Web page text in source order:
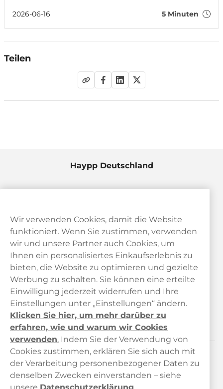
Gestaltung der Umfrage die Ergebnisse beeinflussen
2026-06-16 5 Minuten
Teilen
Haypp Deutschland
Kontaktieren Sie uns!
hallo@haypp.com
Kundendienst
Links
Über uns
Wir verwenden Cookies, damit die Website
funktioniert. Wenn Sie zustimmen, verwenden
wir und unsere Partner auch Cookies, um
Ihnen ein personalisiertes Einkaufserlebnis zu
bieten, die Website zu optimieren und gezielte
Werbung zu schalten. Sie können eine erteilte
Einwilligung jederzeit widerrufen und Ihre
Einstellungen unter „Einstellungen“ ändern.
Klicken Sie hier, um mehr darüber zu
erfahren, wie und warum wir Cookies
verwenden. Indem Sie der Verwendung von
Cookies zustimmen, erklären Sie sich auch mit
der Verarbeitung personenbezogener Daten zu
denselben Zwecken einverstanden – siehe